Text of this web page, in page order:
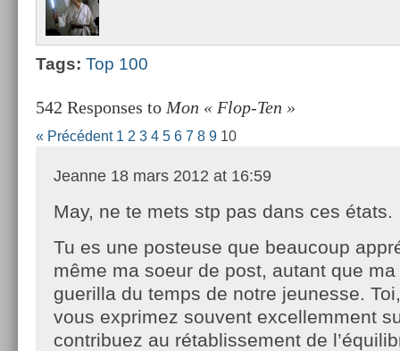
Tags: Top 100
542 Responses to Mon « Flop-Ten »
« Précédent 1 2 3 4 5 6 7 8 9 10
Jeanne 18 mars 2012 at 16:59
May, ne te mets stp pas dans ces états.
Tu es une posteuse que beaucoup
même ma soeur de post, autant que
guerilla du temps de notre jeunesse.
vous exprimez souvent excellemment
contribuez au rétablissement de